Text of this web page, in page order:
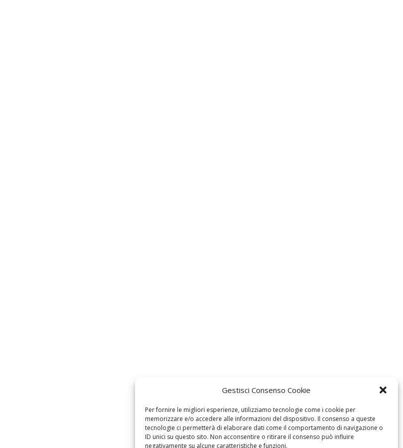
Gestisci Consenso Cookie
Per fornire le migliori esperienze, utilizziamo tecnologie come i cookie per
memorizzare e/o accedere alle informazioni del dispositivo. Il consenso a queste
tecnologie ci permetterà di elaborare dati come il comportamento di navigazione o
ID unici su questo sito. Non acconsentire o ritirare il consenso può influire
negativamente su alcune caratteristiche e funzioni.